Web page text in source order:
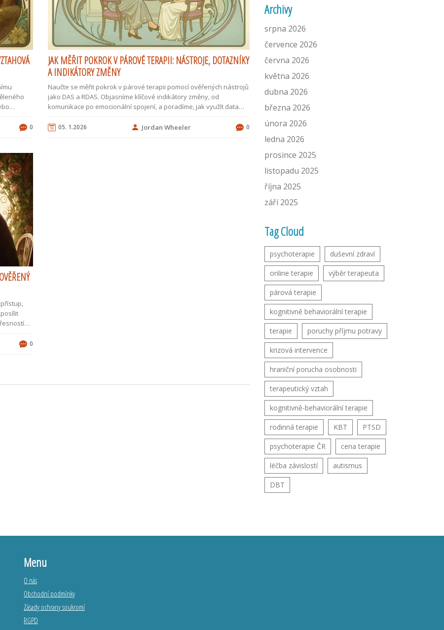
0
JAK MĚŘIT POKROK V PÁROVÉ TERAPII: NÁSTROJE, DOTAZNÍKY
A INDIKÁTORY ZMĚNY
Naučte se měřit pokrok v párové terapii pomocí ověřených nástrojů
jako DAS a RDAS. Objasníme klíčové indikátory změny, od
komunikace po emocionální spojení, a poradíme, jak využít data
05. 1.2026 Jordan Wheeler 0
0
Archivy
srpna 2026
července 2026
června 2026
května 2026
dubna 2026
března 2026
února 2026
ledna 2026
prosince 2025
listopadu 2025
října 2025
září 2025
Tag Cloud
psychoterapie duševní zdraví
online terapie výběr terapeuta
párová terapie
kognitivně behaviorální terapie
terapie poruchy příjmu potravy
krizová intervence
hraniční porucha osobnosti
terapeutický vztah
kognitivně-behaviorální terapie
rodinná terapie KBT PTSD
psychoterapie ČR cena terapie
léčba závislostí autismus
DBT
Menu
O nás
Obchodní podmínky
Zásady ochrany soukromí
RGPD